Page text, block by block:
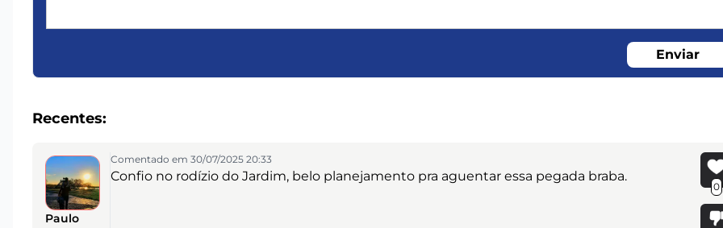
Enviar
Recentes:
Paulo
Comentado em 30/07/2025 20:33
Confio no rodízio do Jardim, belo planejamento pra aguentar essa pegada braba.
0